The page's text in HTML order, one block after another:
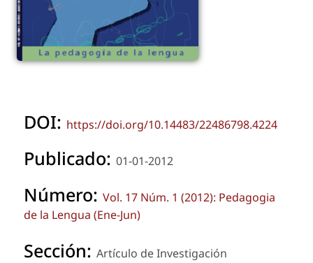
DOI: https://doi.org/10.14483/22486798.4224
Publicado: 01-01-2012
Número: Vol. 17 Núm. 1 (2012): Pedagogia
de la Lengua (Ene-Jun)
Sección: Artículo de Investigación